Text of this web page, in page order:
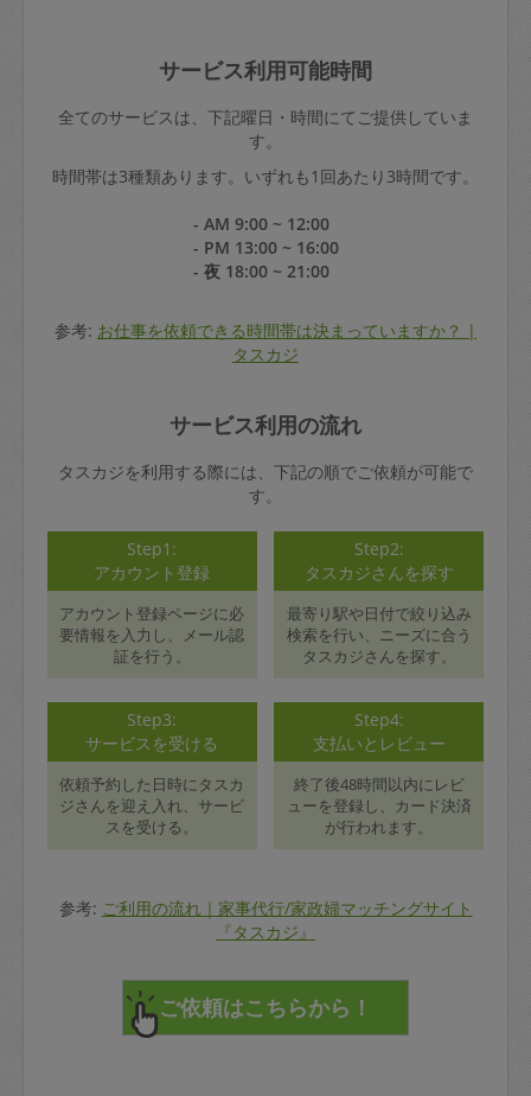
サービス利用可能時間
全てのサービスは、下記曜日・時間にてご提供していま
す。
時間帯は3種類あります。いずれも1回あたり3時間です。
- AM 9:00 ~ 12:00
- PM 13:00 ~ 16:00
- 夜 18:00 ~ 21:00
参考: お仕事を依頼できる時間帯は決まっていますか？ |
タスカジ
サービス利用の流れ
タスカジを利用する際には、下記の順でご依頼が可能で
す。
Step1:
アカウント登録
アカウント登録ページに必
要情報を入力し、メール認
証を行う。
Step2:
タスカジさんを探す
最寄り駅や日付で絞り込み
検索を行い、ニーズに合う
タスカジさんを探す。
Step3:
サービスを受ける
依頼予約した日時にタスカ
ジさんを迎え入れ、サービ
スを受ける。
Step4:
支払いとレビュー
終了後48時間以内にレビ
ューを登録し、カード決済
が行われます。
参考: ご利用の流れ｜家事代行/家政婦マッチングサイト
『タスカジ』